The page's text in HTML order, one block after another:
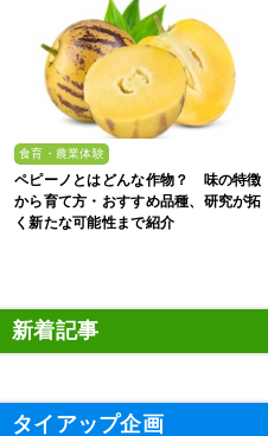
食育・農業体験
ペピーノとはどんな作物？ 味の特徴
から育て方・おすすめ品種、研究が拓
く新たな可能性まで紹介
新着記事
タイアップ企画